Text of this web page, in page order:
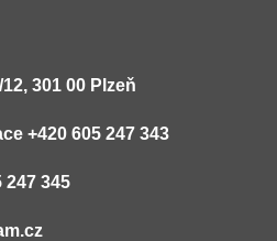
301 00 Plzeň
+420 605 247 343
247 345